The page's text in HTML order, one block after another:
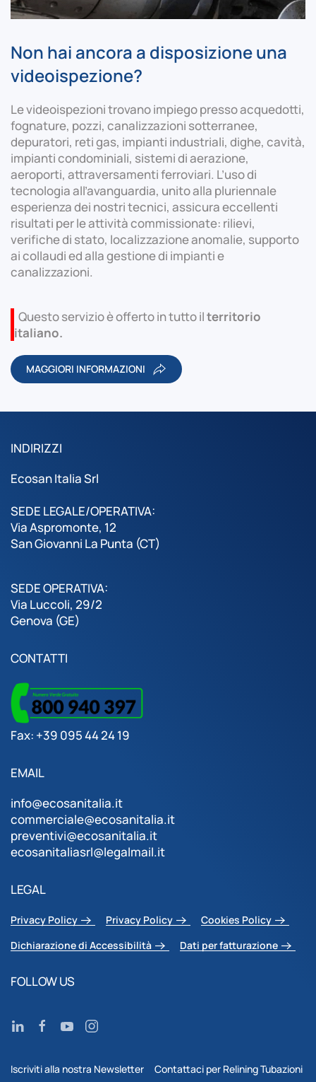
Non hai ancora a disposizione una
videoispezione?
Le videoispezioni trovano impiego presso acquedotti,
fognature, pozzi, canalizzazioni sotterranee,
depuratori, reti gas, impianti industriali, dighe, cavità,
impianti condominiali, sistemi di aerazione,
aeroporti, attraversamenti ferroviari. L’uso di
tecnologia all’avanguardia, unito alla pluriennale
esperienza dei nostri tecnici, assicura eccellenti
risultati per le attività commissionate: rilievi,
verifiche di stato, localizzazione anomalie, supporto
ai collaudi ed alla gestione di impianti e
canalizzazioni.
Questo servizio è offerto in tutto ilterritorio
italiano.
MAGGIORI INFORMAZIONI
INDIRIZZI
Ecosan Italia Srl
SEDE LEGALE/OPERATIVA:
Via Aspromonte, 12
San Giovanni La Punta (CT)
SEDE OPERATIVA:
Via Luccoli, 29/2
Genova (GE)
CONTATTI
Fax: +39 095 44 24 19
EMAIL
info@ecosanitalia.it
commerciale@ecosanitalia.it
preventivi@ecosanitalia.it
ecosanitaliasrl@legalmail.it
LEGAL
Privacy Policy Privacy Policy
Cookies Policy
Dichiarazione di Accessibilità
Dati per fatturazione
FOLLOW US
Iscriviti alla nostra Newsletter Contattaci per Relining Tubazioni